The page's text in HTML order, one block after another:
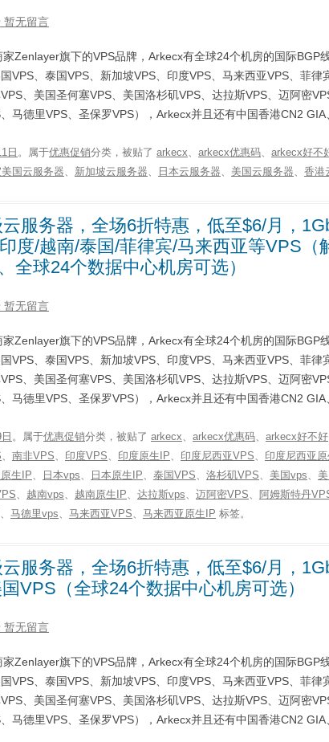
暂无留言
Zenlayer旗下的VPS品牌，Arkecx有全球24个机房的国际BGP
VPS、泰国VPS、新加坡VPS、印度VPS、马来西亚VPS、菲律
、美国圣何塞VPS、美国洛杉矶VPS、达拉斯VPS、迈阿密
马德里VPS、圣保罗VPS），Arkecx并且还有中国香港CN2 GIA
日 。属于优惠促销分类，被贴了 arkecx arkecx优惠码 arkecx好不
国云服务器 新加坡云服务器 日本云服务器 美国云服务器 香港
服务器，全场6折特惠，低至$6/月，
度/越南/泰国/菲律宾/马来西亚等VPS（
全球24个数据中心机房可选）
暂无留言
Zenlayer旗下的VPS品牌，Arkecx有全球24个机房的国际BGP
VPS、泰国VPS、新加坡VPS、印度VPS、马来西亚VPS、菲律
、美国圣何塞VPS、美国洛杉矶VPS、达拉斯VPS、迈阿密
马德里VPS、圣保罗VPS），Arkecx并且还有中国香港CN2 GIA
。属于优惠促销分类，被贴了 arkecx arkecx优惠码 arkecx好不好
南非VPS 印度VPS 印度原生IP 印度尼西亚VPS 印度尼西亚
生IP 日本vps 日本原生IP 泰国VPS 洛杉矶VPS 美国vps
越南vps 越南原生IP 达拉斯vps 迈阿密VPS 阿姆斯特丹
马德里vps 马来西亚VPS 马来西亚原生IP 标签。
服务器，全场6折特惠，低至$6/月，
VPS（全球24个数据中心机房可选）
暂无留言
Zenlayer旗下的VPS品牌，Arkecx有全球24个机房的国际BGP
VPS、泰国VPS、新加坡VPS、印度VPS、马来西亚VPS、菲律
、美国圣何塞VPS、美国洛杉矶VPS、达拉斯VPS、迈阿密
马德里VPS、圣保罗VPS），Arkecx并且还有中国香港CN2 GIA